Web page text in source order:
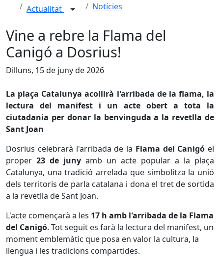
Actualitat Notícies
Vine a rebre la Flama del
Canigó a Dosrius!
Dilluns, 15 de juny de 2026
La plaça Catalunya acollirà l'arribada de la flama, la
lectura del manifest i un acte obert a tota la
ciutadania per donar la benvinguda a la revetlla de
Sant Joan
Dosrius celebrarà l'arribada de la Flama del Canigó el
proper 23 de juny amb un acte popular a la plaça
Catalunya, una tradició arrelada que simbolitza la unió
dels territoris de parla catalana i dona el tret de sortida
a la revetlla de Sant Joan.
L'acte començarà a les 17 h amb l'arribada de la Flama
del Canigó. Tot seguit es farà la lectura del manifest, un
moment emblemàtic que posa en valor la cultura, la
llengua i les tradicions compartides.